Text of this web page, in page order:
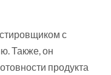
с
Также, он
продукта